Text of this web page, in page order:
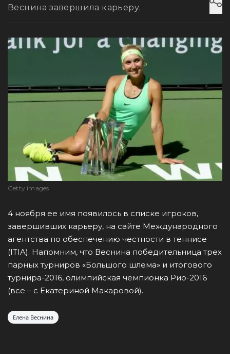
Веснина завершила карьеру.
Getty images
4 ноября ее имя появилось в списке игроков,
завершивших карьеру, на сайте Международного
агентства по обеспечению честности в теннисе
(ITIA). Напомним, что Веснина победительница трех
парных турниров «Большого шлема» и итогового
турнира-2016, олимпийская чемпионка Рио-2016
(все – с Екатериной Макаровой).
Елена Веснина